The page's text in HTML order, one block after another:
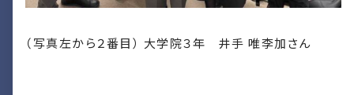
（写真左から２番目） 大学院３年 井手 唯李加さん